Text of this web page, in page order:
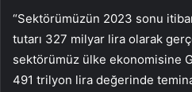
“Sektörümüzün 2023 sonu
tutarı 327 milyar lira olarak
sektörümüz ülke ekonomisine
491 trilyon lira değerinde